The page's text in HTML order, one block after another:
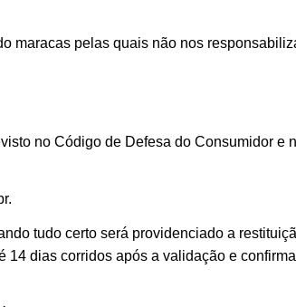
maracas pelas quais não nos
no Código de Defesa do Consumidor e
tudo certo será providenciado a
dias corridos após a validação e